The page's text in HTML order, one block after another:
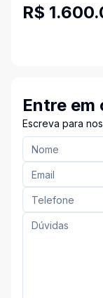
R$
Entre
Escreva para